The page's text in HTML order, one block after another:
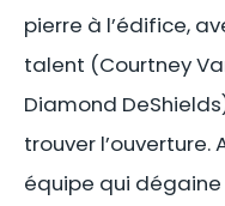
pierre à l’édifice,
talent (Courtney
Diamond
trouver l’ouverture.
équipe qui dégaine